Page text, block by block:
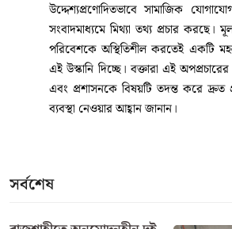
উদ্দেশ্যপ্রণোদিতভাবে সামাজিক
সংবাদমাধ্যমে মিথ্যা তথ্য প্রচার করছে।
পরিবেশকে অস্থিতিশীল করতেই একটি
এই উস্কানি দিচ্ছে। বক্তারা এই অপপ্রচারের
এবং প্রশাসনকে বিষয়টি তদন্ত করে
ব্যবস্থা নেওয়ার আহ্বান জানান।
নারীর মর্মান্তিক মৃত্যু